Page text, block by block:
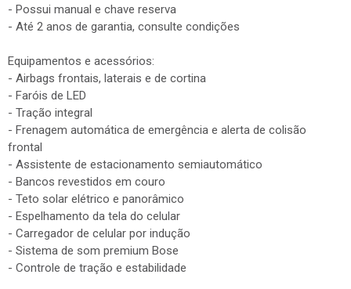
- Possui manual e chave reserva
- Até 2 anos de garantia, consulte condições
Equipamentos e acessórios:
- Airbags frontais, laterais e de cortina
- Faróis de LED
- Tração integral
- Frenagem automática de emergência e alerta de colisão
frontal
- Assistente de estacionamento semiautomático
- Bancos revestidos em couro
- Teto solar elétrico e panorâmico
- Espelhamento da tela do celular
- Carregador de celular por indução
- Sistema de som premium Bose
- Controle de tração e estabilidade